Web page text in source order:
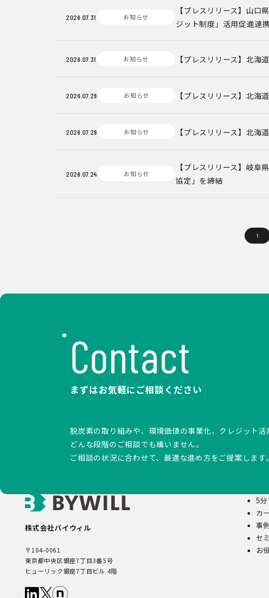
2026.07.31 お知らせ
【プレスリリース】山
ジット制度」活用促進連
2026.07.31 お知らせ 【プレスリリース】北
2026.07.29 お知らせ 【プレスリリース】北
2026.07.29 お知らせ 【プレスリリース】北
2026.07.24 お知らせ
【プレスリリース】岐
協定」を締結
1
Contact
まずはお気軽にご相談ください
脱炭素の取り組みや、環境価値の事業化、クレジット活
どんな段階のご相談でも構いません。
ご相談の状況に合わせて、最適な進め方をご提案します。
株式会社バイウィル
〒104-0061
東京都中央区銀座7丁目3番5号
ヒューリック銀座7丁目ビル 4階
5
カ
事
セ
お